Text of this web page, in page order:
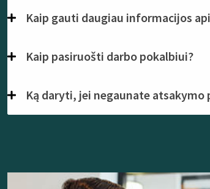
Kaip gauti daugiau informacijos
Kaip pasiruošti darbo pokalbiui?
Ką daryti, jei negaunate atsakymo